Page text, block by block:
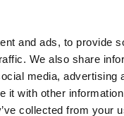
and ads, to provide
We also share
media, advertising
it with other
collected from your